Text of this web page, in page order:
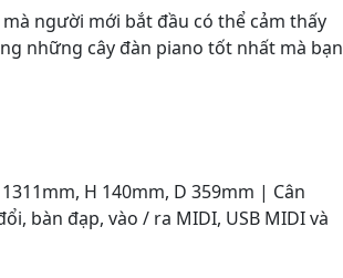
người mới bắt đầu có thể cảm thấy
những cây đàn piano tốt nhất mà bạn
H 140mm, D 359mm | Cân
bàn đạp, vào / ra MIDI, USB MIDI và